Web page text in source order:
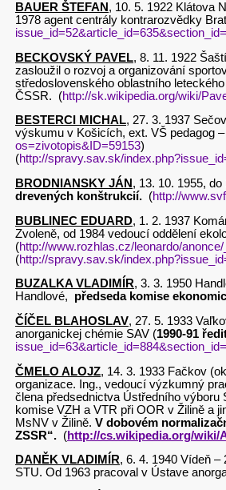
BAUER ŠTEFAN , 10. 5. 1922 Klátova
1978 agent centrály kontrarozvědky
BECKOVSKÝ PAVEL, 8. 11. 1922
zasloužil o rozvoj a organizování
středoslovenského oblastního
ČSSR. (http://sk.wikipedia.org/wiki/
BESTERCI MICHAL, 27. 3. 1937
výskumu v Košicích, ext. VŠ
os=zivotopis&ID=59153)
(http://spravy.sav.sk/
BRODNIANSKY JÁN , 13. 10. 1955,
drevených konštrukcií. (http://
BUBLINEC EDUARD, 1. 2. 1937
Zvoleně, od 1984 vedoucí oddělení
(http://www.rozhlas.cz/leonardo/
(http://spravy.sav.sk/
BUZALKA VLADIMÍR, 3. 3. 1950
Handlové,
předseda komise
ČÍČEL BLAHOSLAV, 27. 5. 1933
anorganickej chémie SAV (1990-91
ČMELO ALOJZ, 14. 3. 1933 Fačkov
organizace. Ing., vedoucí výzkumný
člena předsednictva Ústředního
komise VZH a VTR při OOR v Žilině a
MsNV v Žilině. V dobovém
ZSSR“. (http://cs.wikipedia.org/wiki/
DANĚK VLADIMÍR, 6. 4. 1940 Vídeň –
STU. Od 1963 pracoval v Ústave